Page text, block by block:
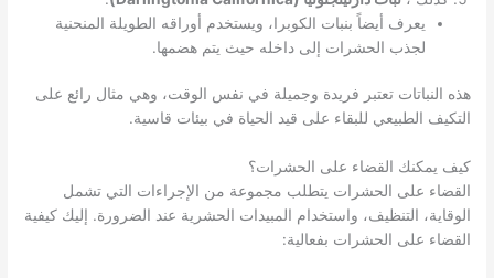
يعرف أيضاً بنبات الكوبرا، ويستخدم أوراقه الطويلة المنحنية
لجذب الحشرات إلى داخله حيث يتم هضمها.
هذه النباتات تعتبر فريدة وجميلة في نفس الوقت، وهي مثال رائع على
التكيف الطبيعي للبقاء على قيد الحياة في بيئات قاسية.
كيف يمكنك القضاء على الحشرات؟
القضاء على الحشرات يتطلب مجموعة من الإجراءات التي تشمل
الوقاية، التنظيف، واستخدام المبيدات الحشرية عند الضرورة. إليك كيفية
القضاء على الحشرات بفعالية: